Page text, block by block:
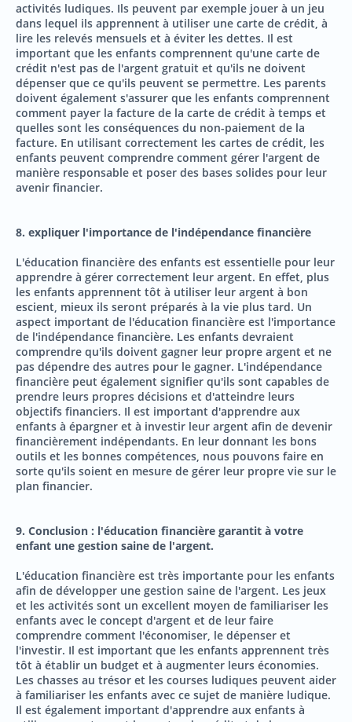
activités ludiques. Ils peuvent par exemple jouer à un jeu
dans lequel ils apprennent à utiliser une carte de crédit, à
lire les relevés mensuels et à éviter les dettes. Il est
important que les enfants comprennent qu'une carte de
crédit n'est pas de l'argent gratuit et qu'ils ne doivent
dépenser que ce qu'ils peuvent se permettre. Les parents
doivent également s'assurer que les enfants comprennent
comment payer la facture de la carte de crédit à temps et
quelles sont les conséquences du non-paiement de la
facture. En utilisant correctement les cartes de crédit, les
enfants peuvent comprendre comment gérer l'argent de
manière responsable et poser des bases solides pour leur
avenir financier.
8. expliquer l'importance de l'indépendance financière
L'éducation financière des enfants est essentielle pour leur
apprendre à gérer correctement leur argent. En effet, plus
les enfants apprennent tôt à utiliser leur argent à bon
escient, mieux ils seront préparés à la vie plus tard. Un
aspect important de l'éducation financière est l'importance
de l'indépendance financière. Les enfants devraient
comprendre qu'ils doivent gagner leur propre argent et ne
pas dépendre des autres pour le gagner. L'indépendance
financière peut également signifier qu'ils sont capables de
prendre leurs propres décisions et d'atteindre leurs
objectifs financiers. Il est important d'apprendre aux
enfants à épargner et à investir leur argent afin de devenir
financièrement indépendants. En leur donnant les bons
outils et les bonnes compétences, nous pouvons faire en
sorte qu'ils soient en mesure de gérer leur propre vie sur le
plan financier.
9. Conclusion : l'éducation financière garantit à votre
enfant une gestion saine de l'argent.
L'éducation financière est très importante pour les enfants
afin de développer une gestion saine de l'argent. Les jeux
et les activités sont un excellent moyen de familiariser les
enfants avec le concept d'argent et de leur faire
comprendre comment l'économiser, le dépenser et
l'investir. Il est important que les enfants apprennent très
tôt à établir un budget et à augmenter leurs économies.
Les chasses au trésor et les courses ludiques peuvent aider
à familiariser les enfants avec ce sujet de manière ludique.
Il est également important d'apprendre aux enfants à